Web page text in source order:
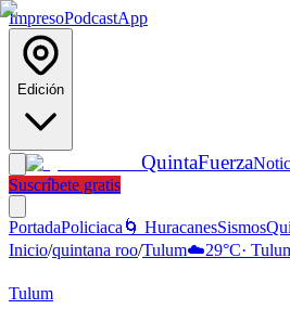
ImpresoPodcastApp
Edición
QuintaFuerza
Suscríbete gratis
PortadaPoliciaca 🌀 HuracanesSismos
Inicio/quintana roo/Tulum☁️29°C·
Tulum